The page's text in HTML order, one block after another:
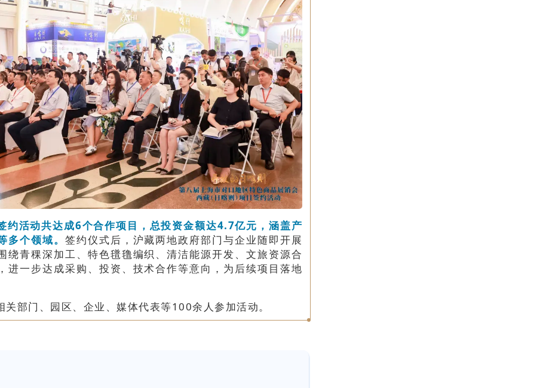
约活动共达成6个合作项目，总投资金额达4.7亿元，涵盖产
多个领域。 签约仪式后，沪藏两地政府部门与企业随即开展
绕青稞深加工、特色氆氇编织、清洁能源开发、文旅资源合
进一步达成采购、投资、技术合作等意向，为后续项目落地
关部门、园区、企业、媒体代表等100余人参加活动。